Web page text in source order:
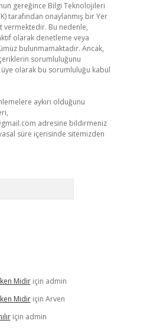
gereğince Bilgi Teknolojileri
tarafından onaylanmış bir Yer
vermektedir. Bu nedenle,
olarak denetleme veya
bulunmamaktadır. Ancak,
sorumluluğunu
olarak bu sorumluluğu kabul
aykırı olduğunu
adresine bildirmeniz
süre içerisinde sitemizden
Midiriçin admin
Midiriçin Arven
için admin